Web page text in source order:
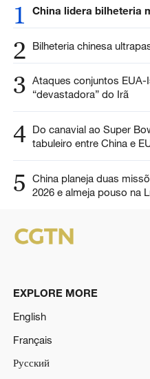
1 China lidera bilheteria
2 Bilheteria chinesa
3 Ataques conjuntos
“devastadora” do Irã
4 Do canavial ao Super
tabuleiro entre China e
5
China planeja duas
2026 e almeja pouso na
EXPLORE MORE
English
Français
Русский